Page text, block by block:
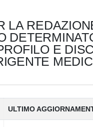
LA
E
ULTIMO